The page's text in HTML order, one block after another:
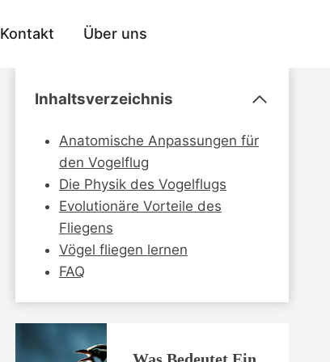
Kontakt Über uns
Inhaltsverzeichnis
Anatomische Anpassungen für
den Vogelflug
Die Physik des Vogelflugs
Evolutionäre Vorteile des
Fliegens
Vögel fliegen lernen
FAQ
Was Bedeutet Ein